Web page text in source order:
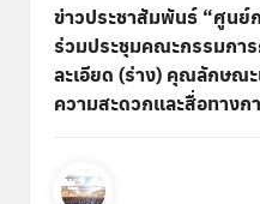
ข่าวประชาสัมพันธ์ “ศูนย์
ร่วมประชุมคณะกรรมกา
ละเอียด (ร่าง) คุณลักษณ
ความสะดวกและสื่อทาง